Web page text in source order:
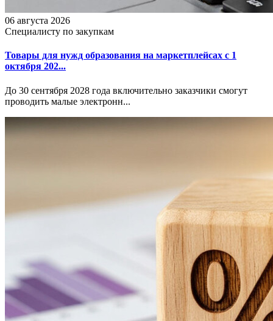
06 августа 2026
Специалисту по закупкам
Товары для нужд образования на маркетплейсах с 1
октября 202...
До 30 сентября 2028 года включительно заказчики смогут
проводить малые электронн...